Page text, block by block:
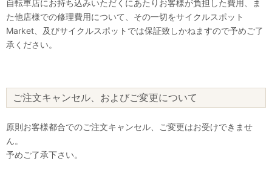
自転車店にお持ち込みいただくにあたりお客様が負担した費用、ま
た他店様での修理費用について、その一切をサイクルスポット
Market、及びサイクルスポットでは保証致しかねますので予めご了
承ください。
ご注文キャンセル、およびご変更について
原則お客様都合でのご注文キャンセル、ご変更はお受けできませ
ん。
予めご了承下さい。